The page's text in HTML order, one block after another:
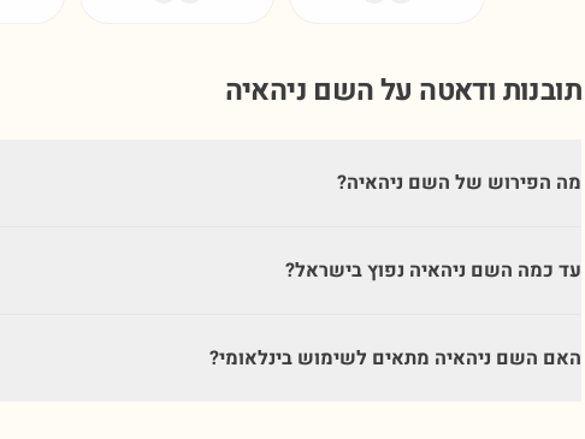
תובנות ודאטה על השם ניהאיה
מה הפירוש של השם ניהאיה?
עד כמה השם ניהאיה נפוץ בישראל?
האם השם ניהאיה מתאים לשימוש בינלאומי?